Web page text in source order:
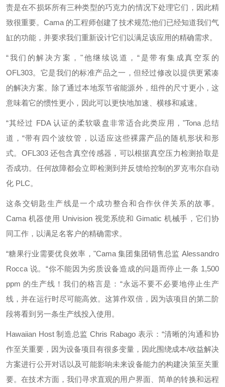
责是在不损坏所有三种类型的巧克力的情况下处理它们，因此精
致很重要。Cama 的工程师创建了技术规范;他们已经知道我们气
缸的功能，并要求我们重新设计它们以满足该应用的精确需求。
“我们的解决方案，"他继续说道，“是带有集成真空泵的
OFL303。它是我们的标准产品之一，但经过修改以提供更紧凑
的解决方案。除了通过本地泵节省能源外，组件的尺寸更小，这
意味着它的惯性更小，因此可以更快地加速、横移和减速。
“其经过 FDA 认证的柔软吸盘非常适合此类应用，"Tona 总结
道，“带有四个波纹管，以适应这些裸露产品的随机形状和形
式。OFL303 还包含真空传感器，可以根据真空压力检测拾取是
否成功。任何故障都会立即检测到并反馈给控制的罗克韦尔自动
化 PLC。
这条交钥匙生产线是一个成功整合和合作伙伴关系的故事。
Cama 机器使用 Univision 视觉系统和 Gimatic 机械手，它们协
同工作，以满足名客户的精确需求。
“糖果行业需要优良效率，"Cama 集团集团销售总监 Alessandro
Rocca 说。“你不能因为劣质设备造成的问题而停止一条 1,500
ppm 的生产线！我们的格言是：“永远不要不必要地停止生产
线，并在运行时尽可能高效。这算作双倍，因为该项目的第二阶
段将看到另一条生产线投入使用。
Hawaiian Host 制造总监 Chris Rabago 表示：“清晰的沟通和协
作至关重要，因为设备项目有很多变量，因此围绕成本/收益解决
方案进行公开对话以及可能影响未来设备能力的构建决策至关重
要。在技术方面，我们寻求直观的用户界面、简单的转换和远程